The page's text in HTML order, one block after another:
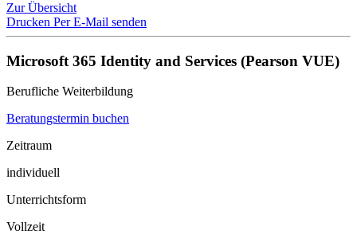
Zur Übersicht
Drucken Per E-Mail senden
Microsoft 365 Identity and Services (Pearson VUE)
Berufliche Weiterbildung
Beratungstermin buchen
Zeitraum
individuell
Unterrichtsform
Vollzeit